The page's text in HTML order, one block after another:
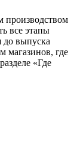
производством
все этапы
до выпуска
магазинов, где
«Где